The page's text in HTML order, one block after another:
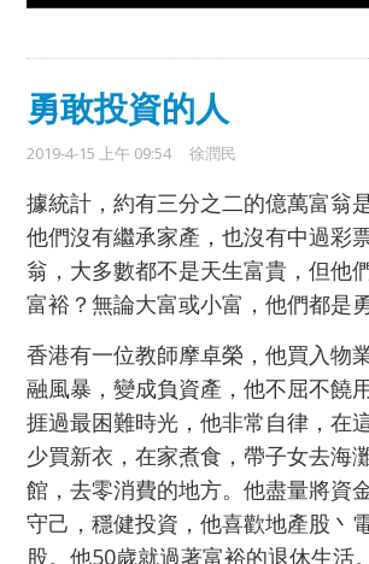
勇敢投資的人
2019-4-15 上午 09:54 徐潤民
據統計，約有三分之二的億萬富翁
他們沒有繼承家產，也沒有中過彩
翁，大多數都不是天生富貴，但他
富裕？無論大富或小富，他們都是
香港有一位教師摩卓榮，他買入物
融風暴，變成負資產，他不屈不饒
捱過最困難時光，他非常自律，在
少買新衣，在家煮食，帶子女去海
館，去零消費的地方。他盡量將資
守己，穩健投資，他喜歡地產股丶
股。他50歲就過著富裕的退休生活。